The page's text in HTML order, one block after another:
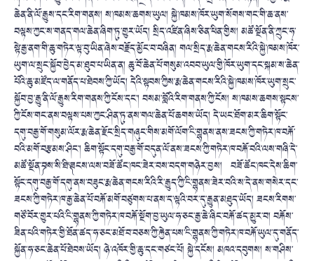
ཆེན་ནི་ལོ་རྒྱུས་དང་རིག་གནས། ས་ཁམས་ཆགས་ཡུལ། སྐྱེ་ཁམས་ཁོར་ཡུག་སོགས་གང་གི་ཆ་ནས་
བལྟས་ཀྱང་ས་གནད་གལ་ཆེན་ཞིག་ཏུ་གྱུར་ཡོད། སྲིད་འཛིན་ཞིས་ཅིན་ཕིན་གྱིས། མཚོ་སྔོན་ནི་ཀྲུང་ཧྭ་
སྟེ་རྒྱ་ནག་གི་ཆུ་གཏེར་ལྟ་བུ་ཡིན་ཞེས་བརྗོད་མྱོང་བ་བཞིན། གལ་སྲིད་རྨ་ཆེན་གངས་རིའི་སྐྱེ་ཁམས་ཁོར་
ཡུག་ལ་སྲུང་སྐྱོབ་བྱེད་མ་ཐུབ་པ་ཡིན་ན། ཆུ་བོ་ཆེན་པོ་གསུམ་འབབ་ཡུལ་གྱི་ཁོར་ཡུག་དང་སྐམ་ས་ཆེན་
པོའི་ཆུ་མཛོད་ལ་གནོད་པ་ཐེབས་ཀྱི་ཡོད། དེའི་སྟབས་ཀྱིས་རྨ་ཆེན་གངས་རིའི་སྐྱེ་ཁམས་ཁོར་ཡུག་སྲུང་
སྐྱོབ་བྱ་རྒྱུ་ནི་ལོ་རྒྱུས་རིག་གནས་ཀྱི་ངོས་དང་། བསམ་བློའི་རིག་གནས་ཀྱི་ངོས། ས་ཁམས་ཆགས་སྟངས་
ཀྱི་ངོས་གང་ནས་བལྟས་པས་ཀྱང་ཤིན་ཏུ་ནས་གལ་ཆེན་པོ་ཆགས་ཡོད། དེ་ཡང་ཐོག་མར་ཆིག་སྟོང་
དགུ་བརྒྱ་གོ་གསུམ་ལོར་རྨ་ཆེན་རྫོང་སྲིད་གཞུང་གིས་མགོ་ལོག་ངྷི་གནས་ནས་ཟངས་ཀྱི་གཏེར་ཁ་བརྐོ་
བའི་མགོ་བརྩམས་ཤིང་། ཆིག་སྟོང་དགུ་བརྒྱ་གོ་བདུན་ལོ་ནས་ཟངས་ཀྱི་གཏེར་ཁ་བརྐོ་བའི་ལས་གཞི་དེ་
མཚོ་སྔོན་༼བས་སི་ཐི་༽ཟངས་ལས་བཟོ་ཚོང་ཁང་ཟེར་བས་བདག་གཉེར་བྱས། བཟོ་ཚོང་ཁང་དེས་ཆིག་
སྟོང་དགུ་བརྒྱ་གོ་དགུ་ནས་བཟུང་རྨ་ཆེན་གངས་རིའི་རི་རྒྱུད་ཀྱི་ངྷི་གནས་ཟེར་བའི་ས་དེ་ནས་གསེར་དང་
ཟངས་ཀྱི་གཏེར་ཁ་རྒྱ་ཆེན་པོ་བརྐོ་མགོ་བཙུགས་པ་ནས་ད་ལྟའི་བར་དུ་རྒྱུན་མཐུད་ཡོད། ཟངས་རིགས་
གཙོ་བོར་གྱུར་པའི་ངྷི་གནས་ཀྱི་གཏེར་ཁ་བརྐོ་སྔོག་བྱ་ཡུལ་ཧ་ཅང་རྒྱ་ཆེ་ཞིང་བརྐོ་ཚད་མྱུར་བ། བརྐོས་
ཟིན་པའི་གཏེར་གྱི་ཐོན་ཚད་ཧ་ཅང་མཐོ་བ་བཅས་ཀྱི་རྐྱེན་པས་ངྷི་གནས་ཀྱི་གཏེར་ཁ་བརྐོ་ཡུལ་དུ་གནོད་
སྐྱོན་ཧ་ཅང་ཆེན་པོ་ཐེབས་ཡོད། ཉེ་འཁོར་གྱི་ཆུ་དང་གཙང་པོ། སྐྱེ་དངོས། མཁའ་དབུགས། ས་གཤིས་